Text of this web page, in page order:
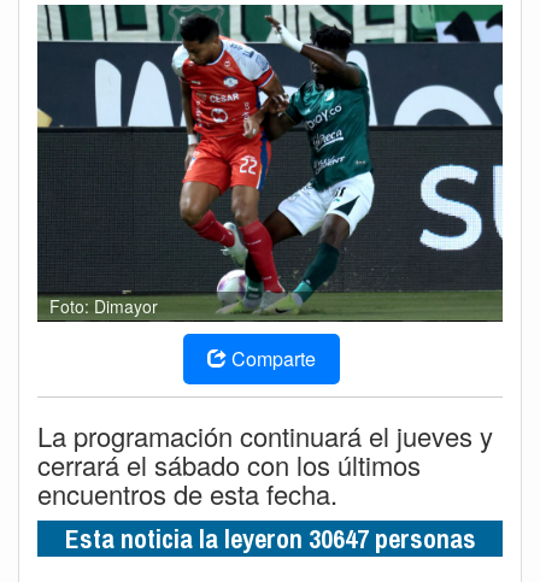
Foto: Dimayor
Comparte
La programación continuará el jueves y
cerrará el sábado con los últimos
encuentros de esta fecha.
Esta noticia la leyeron 30647 personas